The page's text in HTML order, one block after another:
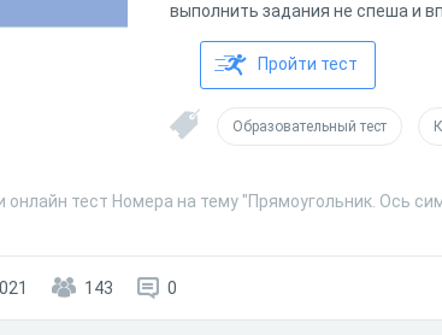
выполнить задания не спеша и
Пройти тест
Образовательный тест
онлайн тест Номера на тему "Прямоугольник. Ось
143 0